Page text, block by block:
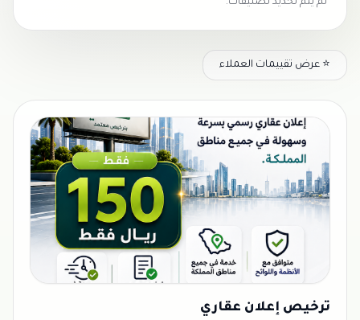
لم يتم تحديد تصنيفات.
⭐ عرض تقييمات العملاء
ترخيص إعلان عقاري